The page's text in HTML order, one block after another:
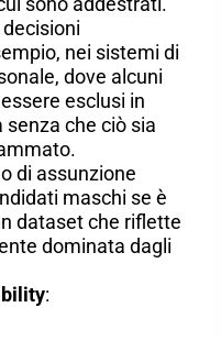
nei sistemi di
dove alcuni
esclusi in
senza che ciò sia
di assunzione
maschi se è
dataset che riflette
dominata dagli
: